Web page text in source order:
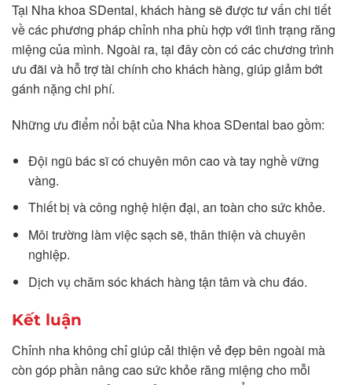
Tại Nha khoa SDental, khách hàng sẽ được tư vấn chi tiết
về các phương pháp chỉnh nha phù hợp với tình trạng răng
miệng của mình. Ngoài ra, tại đây còn có các chương trình
ưu đãi và hỗ trợ tài chính cho khách hàng, giúp giảm bớt
gánh nặng chi phí.
Những ưu điểm nổi bật của Nha khoa SDental bao gồm:
Đội ngũ bác sĩ có chuyên môn cao và tay nghề vững
vàng.
Thiết bị và công nghệ hiện đại, an toàn cho sức khỏe.
Môi trường làm việc sạch sẽ, thân thiện và chuyên
nghiệp.
Dịch vụ chăm sóc khách hàng tận tâm và chu đáo.
Kết luận
Chỉnh nha không chỉ giúp cải thiện vẻ đẹp bên ngoài mà
còn góp phần nâng cao sức khỏe răng miệng cho mỗi